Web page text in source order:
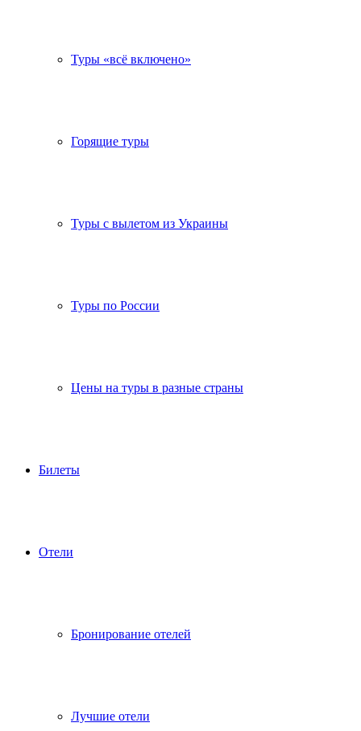
Туры «всё включено»
Горящие туры
Туры с вылетом из Украины
Туры по России
Цены на туры в разные страны
Билеты
Отели
Бронирование отелей
Лучшие отели